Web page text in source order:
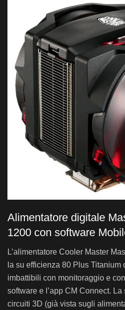
Alimentatore digitale
1200 con software
L’alimentatore Cooler Master
la su efficienza 80 Plus Titanium
imbattibili con monitoraggio e
software e l’app CM Connect.
circuiti 3D (già vista sugli